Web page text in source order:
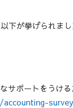
下が挙げられまし
サポートをうける